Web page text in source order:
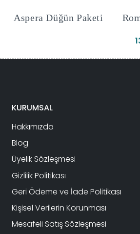
Paketi Roma MV Koltuk
KURUMSAL
Hakkımızda
Blog
Üyelik Sözleşmesi
Gizlilik Politikası
Geri Ödeme ve İade Politikası
Kişisel Verilerin Korunması
Mesafeli Satış Sözleşmesi